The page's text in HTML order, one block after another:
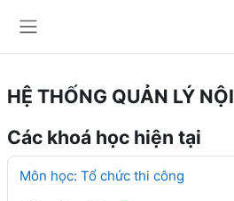
HỆ THỐNG QUẢN LÝ
Các khoá học hiện tại
Môn học: Tổ chức thi công